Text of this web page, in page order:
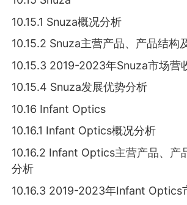
10.15.1 Snuza概况分析
10.15.2 Snuza主营产品、产品结构
10.15.3 2019-2023年Snuza市场营
10.15.4 Snuza发展优势分析
10.16 Infant Optics
10.16.1 Infant Optics概况分析
10.16.2 Infant Optics主营产品、产
分析
10.16.3 2019-2023年Infant Optics